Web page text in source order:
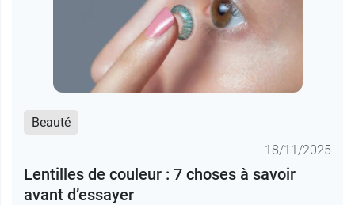
Beauté
18/11/2025
Lentilles de couleur : 7 choses à savoir
avant d’essayer